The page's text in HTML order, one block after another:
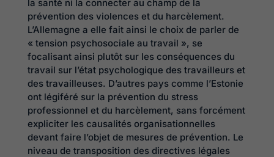
la santé ni la connecter au champ de la
prévention des violences et du harcèlement.
L’Allemagne a elle fait ainsi le choix de parler de
« tension psychosociale au travail », se
focalisant ainsi plutôt sur les conséquences du
travail sur l’état psychologique des travailleurs et
des travailleuses. D’autres pays comme l’Estonie
ont légiféré sur la prévention du stress
professionnel et du harcèlement, sans forcément
expliciter les causalités organisationnelles
devant faire l’objet de mesures de prévention. Le
niveau de transposition des directives légales